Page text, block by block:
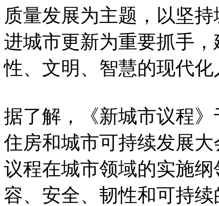
质量发展为主题，以坚
进城市更新为重要抓手
性、文明、智慧的现代
据了解，《新城市议程
住房和城市可持续发展
议程在城市领域的实施
容、安全、韧性和可持